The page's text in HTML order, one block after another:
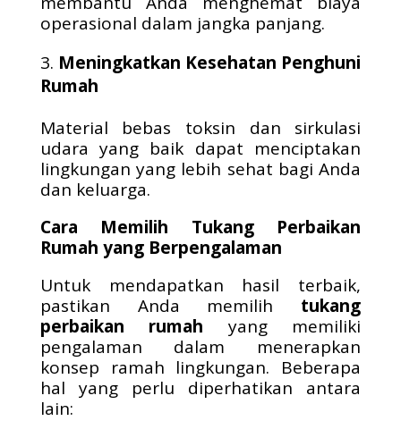
operasional dalam jangka panjang.
Meningkatkan Kesehatan Penghuni
Rumah
Material bebas toksin dan sirkulasi
udara yang baik dapat menciptakan
lingkungan yang lebih sehat bagi Anda
dan keluarga.
Cara Memilih Tukang Perbaikan
Rumah yang Berpengalaman
Untuk mendapatkan hasil terbaik,
pastikan Anda memilih tukang
perbaikan rumah yang memiliki
pengalaman dalam menerapkan
konsep ramah lingkungan. Beberapa
hal yang perlu diperhatikan antara
lain: